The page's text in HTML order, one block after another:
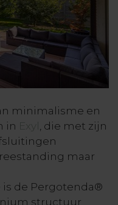
minimalisme en
in Exyl
, die met zijn
maar
de Pergotenda®
structuur